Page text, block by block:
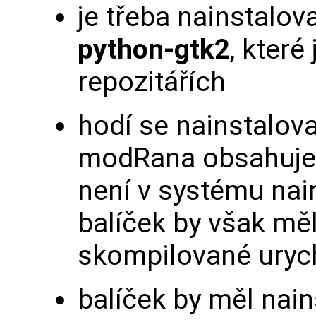
je třeba
python-gtk2, které
repozitářích
hodí se
modRana
není v systému
balíček by však
skompilované
balíček by měl